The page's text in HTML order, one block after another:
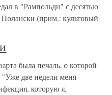
в "Рампольди" с десятью
(прим.: культовый
была печаль, о которой
"Уже две недели меня
которую я,